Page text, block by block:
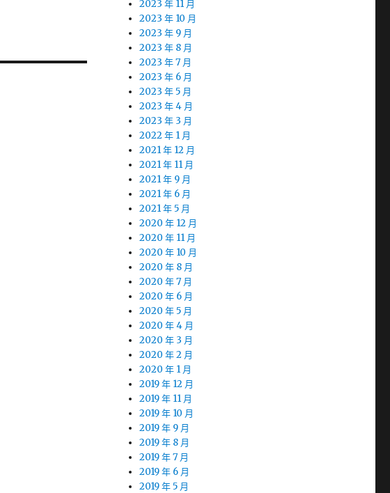
2023 年 11 月
2023 年 10 月
2023 年 9 月
2023 年 8 月
2023 年 7 月
2023 年 6 月
2023 年 5 月
2023 年 4 月
2023 年 3 月
2022 年 1 月
2021 年 12 月
2021 年 11 月
2021 年 9 月
2021 年 6 月
2021 年 5 月
2020 年 12 月
2020 年 11 月
2020 年 10 月
2020 年 8 月
2020 年 7 月
2020 年 6 月
2020 年 5 月
2020 年 4 月
2020 年 3 月
2020 年 2 月
2020 年 1 月
2019 年 12 月
2019 年 11 月
2019 年 10 月
2019 年 9 月
2019 年 8 月
2019 年 7 月
2019 年 6 月
2019 年 5 月